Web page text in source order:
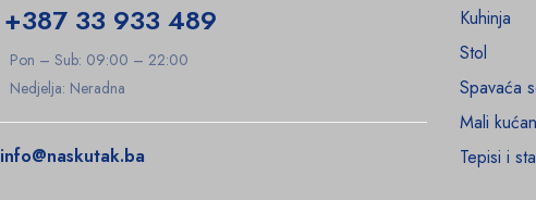
+387 33 933 489
Pon – Sub: 09:00 – 22:00
Nedjelja: Neradna
info@naskutak.ba
Kuhinja
Stol
Spavaća
Mali
Tepisi i